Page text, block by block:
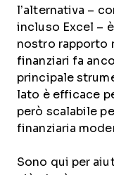
l’alternativa –
incluso Excel –
nostro rapporto
finanziari fa
principale
lato è efficace
però scalabile
finanziaria
Sono qui per